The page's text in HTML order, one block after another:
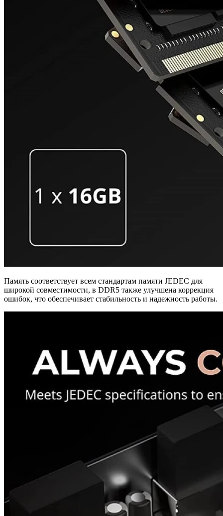
Память соответствует всем стандартам памяти JEDEC для
широкой совместимости, в DDR5 также улучшена коррекция
ошибок, что обеспечивает стабильность и надежность работы.